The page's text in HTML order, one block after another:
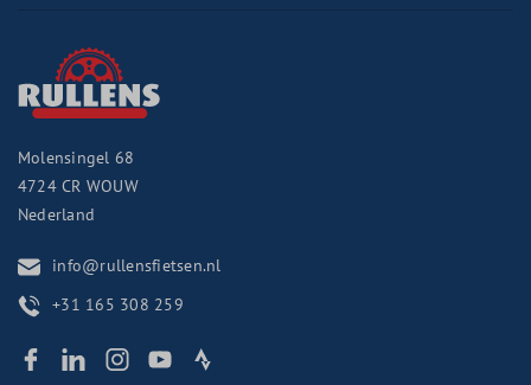
Molensingel 68
4724 CR WOUW
Nederland
info@rullensfietsen.nl
+31 165 308 259